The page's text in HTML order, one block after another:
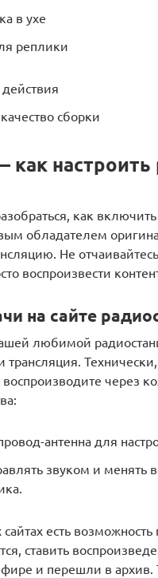
в ухе
реплики
сборки
как
как
обладателем
Не
воспроизвести
на сайте
любимой
трансляция.
воспроизводите через
антенна для
звуком и менять
есть
ставить
и перешли в архив.